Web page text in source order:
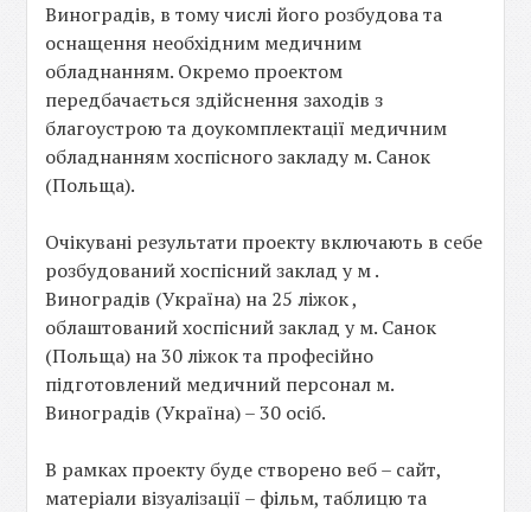
Виноградів, в тому числі його розбудова та
оснащення необхідним медичним
обладнанням. Окремо проектом
передбачається здійснення заходів з
благоустрою та доукомплектації медичним
обладнанням хоспісного закладу м. Санок
(Польща).
Очікувані результати проекту включають в себе
розбудований хоспісний заклад у м .
Виноградів (Україна) на 25 ліжок ,
облаштований хоспісний заклад у м. Санок
(Польща) на 30 ліжок та професійно
підготовлений медичний персонал м.
Виноградів (Україна) – 30 осіб.
В рамках проекту буде створено веб – сайт,
матеріали візуалізації – фільм, таблицю та